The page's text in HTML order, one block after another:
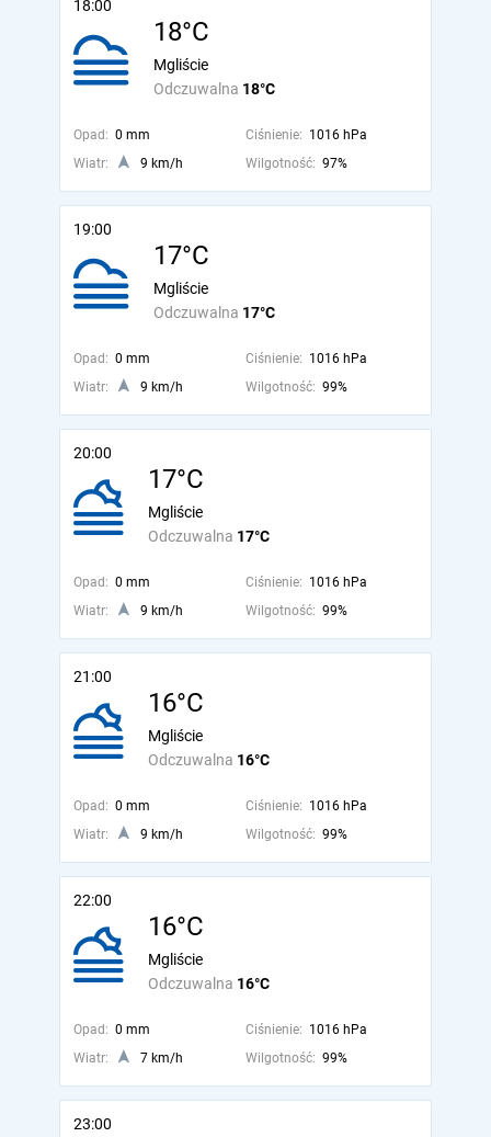
18:00
18°C
Odczuwalna 18°C
Mgliście
Opad: 0 mm Ciśnienie: 1016 hPa
Wiatr:
9 km/h Wilgotność: 97%
19:00
17°C
Odczuwalna 17°C
Mgliście
Opad: 0 mm Ciśnienie: 1016 hPa
Wiatr:
9 km/h Wilgotność: 99%
20:00
17°C
Odczuwalna 17°C
Mgliście
Opad: 0 mm Ciśnienie: 1016 hPa
Wiatr:
9 km/h Wilgotność: 99%
21:00
16°C
Odczuwalna 16°C
Mgliście
Opad: 0 mm Ciśnienie: 1016 hPa
Wiatr:
9 km/h Wilgotność: 99%
22:00
16°C
Odczuwalna 16°C
Mgliście
Opad: 0 mm Ciśnienie: 1016 hPa
Wiatr:
7 km/h Wilgotność: 99%
23:00